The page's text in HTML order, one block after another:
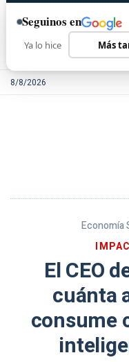
8/8/2026
Economía
El CEO
cuánta
consume
Seguinos en
Ya lo hice Más